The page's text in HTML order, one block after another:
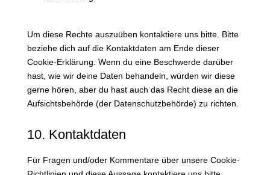
Um diese Rechte auszuüben kontaktiere uns bitte. Bitte
beziehe dich auf die Kontaktdaten am Ende dieser
Cookie-Erklärung. Wenn du eine Beschwerde darüber
hast, wie wir deine Daten behandeln, würden wir diese
gerne hören, aber du hast auch das Recht diese an die
Aufsichtsbehörde (der Datenschutzbehörde) zu richten.
10. Kontaktdaten
Für Fragen und/oder Kommentare über unsere Cookie-